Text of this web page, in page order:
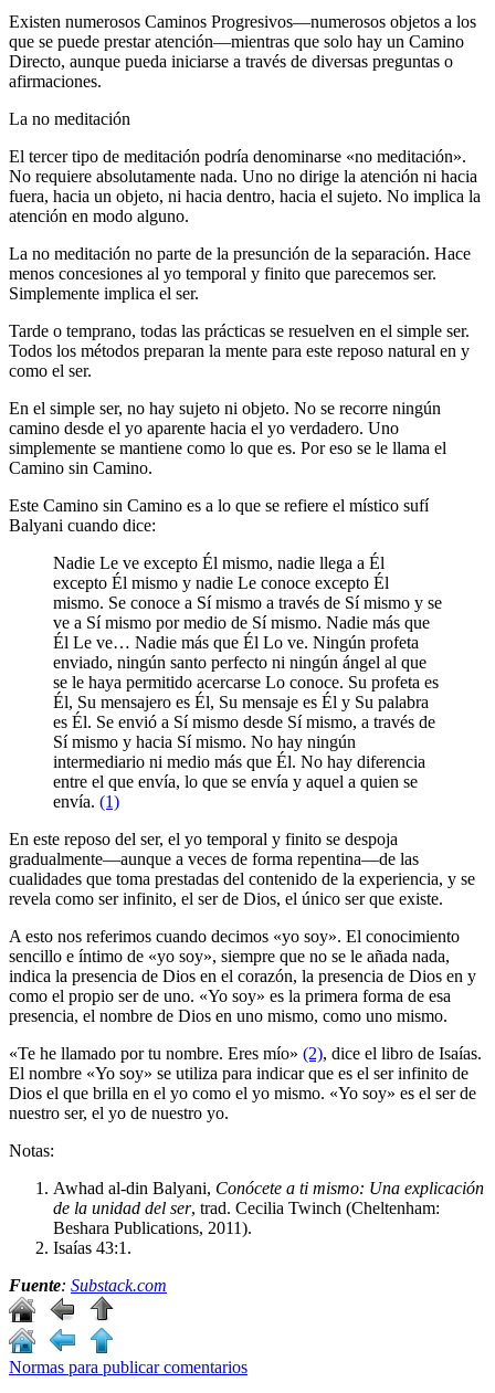
Existen numerosos Caminos Progresivos—numerosos objetos a los
que se puede prestar atención—mientras que solo hay un Camino
Directo, aunque pueda iniciarse a través de diversas preguntas o
afirmaciones.
La no meditación
El tercer tipo de meditación podría denominarse «no meditación».
No requiere absolutamente nada. Uno no dirige la atención ni hacia
fuera, hacia un objeto, ni hacia dentro, hacia el sujeto. No implica la
atención en modo alguno.
La no meditación no parte de la presunción de la separación. Hace
menos concesiones al yo temporal y finito que parecemos ser.
Simplemente implica el ser.
Tarde o temprano, todas las prácticas se resuelven en el simple ser.
Todos los métodos preparan la mente para este reposo natural en y
como el ser.
En el simple ser, no hay sujeto ni objeto. No se recorre ningún
camino desde el yo aparente hacia el yo verdadero. Uno
simplemente se mantiene como lo que es. Por eso se le llama el
Camino sin Camino.
Este Camino sin Camino es a lo que se refiere el místico sufí
Balyani cuando dice:
Nadie Le ve excepto Él mismo, nadie llega a Él
excepto Él mismo y nadie Le conoce excepto Él
mismo. Se conoce a Sí mismo a través de Sí mismo y se
ve a Sí mismo por medio de Sí mismo. Nadie más que
Él Le ve… Nadie más que Él Lo ve. Ningún profeta
enviado, ningún santo perfecto ni ningún ángel al que
se le haya permitido acercarse Lo conoce. Su profeta es
Él, Su mensajero es Él, Su mensaje es Él y Su palabra
es Él. Se envió a Sí mismo desde Sí mismo, a través de
Sí mismo y hacia Sí mismo. No hay ningún
intermediario ni medio más que Él. No hay diferencia
entre el que envía, lo que se envía y aquel a quien se
envía. (1)
En este reposo del ser, el yo temporal y finito se despoja
gradualmente—aunque a veces de forma repentina—de las
cualidades que toma prestadas del contenido de la experiencia, y se
revela como ser infinito, el ser de Dios, el único ser que existe.
A esto nos referimos cuando decimos «yo soy». El conocimiento
sencillo e íntimo de «yo soy», siempre que no se le añada nada,
indica la presencia de Dios en el corazón, la presencia de Dios en y
como el propio ser de uno. «Yo soy» es la primera forma de esa
presencia, el nombre de Dios en uno mismo, como uno mismo.
«Te he llamado por tu nombre. Eres mío» (2), dice el libro de Isaías.
El nombre «Yo soy» se utiliza para indicar que es el ser infinito de
Dios el que brilla en el yo como el yo mismo. «Yo soy» es el ser de
nuestro ser, el yo de nuestro yo.
Notas:
Awhad al-din Balyani, Conócete a ti mismo: Una explicación
de la unidad del ser, trad. Cecilia Twinch (Cheltenham:
Beshara Publications, 2011).
Isaías 43:1.
Fuente: Substack.com
Normas para publicar comentarios